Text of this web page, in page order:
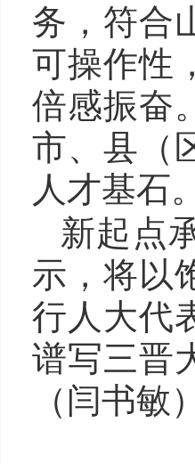
务，符合
可操作性
倍感振奋
市、县（
人才基石。
新起点
示，将以
行人大代
谱写三晋
（闫书敏）